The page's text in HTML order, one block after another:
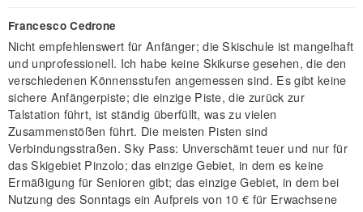
Francesco Cedrone
Nicht empfehlenswert für Anfänger; die Skischule ist mangelhaft
und unprofessionell. Ich habe keine Skikurse gesehen, die den
verschiedenen Könnensstufen angemessen sind. Es gibt keine
sichere Anfängerpiste; die einzige Piste, die zurück zur
Talstation führt, ist ständig überfüllt, was zu vielen
Zusammenstößen führt. Die meisten Pisten sind
Verbindungsstraßen. Sky Pass: Unverschämt teuer und nur für
das Skigebiet Pinzolo; das einzige Gebiet, in dem es keine
Ermäßigung für Senioren gibt; das einzige Gebiet, in dem bei
Nutzung des Sonntags ein Aufpreis von 10 € für Erwachsene